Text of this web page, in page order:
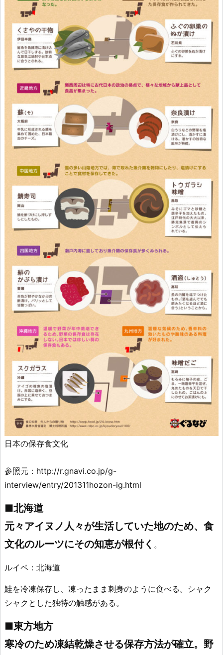
日本の保存食文化
参照元：http://r.gnavi.co.jp/g-
interview/entry/201311hozon-ig.html
■北海道
元々アイヌノ人々が生活していた地のため、食
文化のルーツにその知恵が根付く 。
ルイペ：北海道
鮭を冷凍保存し、凍ったまま刺身のように食べる。シャク
シャクとした独特の触感がある。
■東方地方
寒冷のため凍結乾燥させる保存方法が確立。野